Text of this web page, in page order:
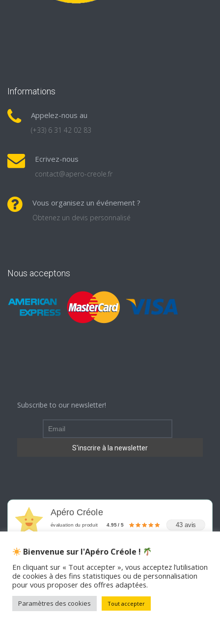
Informations
Appelez-nous au
(+33) 6 31 42 02 83
Ecrivez-nous
contact@apero-creole.fr
Vous organisez un événement ?
Obtenez un devis personnalisé
Nous acceptons
Subscribe to our newsletter!
Apéro Créole
évaluation du produit 4.95 / 5 43 avis
©2026 APERO CREOLE . Tous les droits sont réservés
Bienvenue sur l'Apéro Créole !
En cliquant sur « Tout accepter », vous acceptez l’utilisation
de cookies à des fins statistiques ou de personnalisation
pour vous proposer des offres adaptées.
Paramètres des cookies Tout accepter